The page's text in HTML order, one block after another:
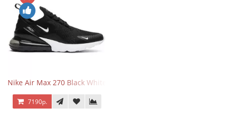
Nike Air Max 270 Black White
7190р.